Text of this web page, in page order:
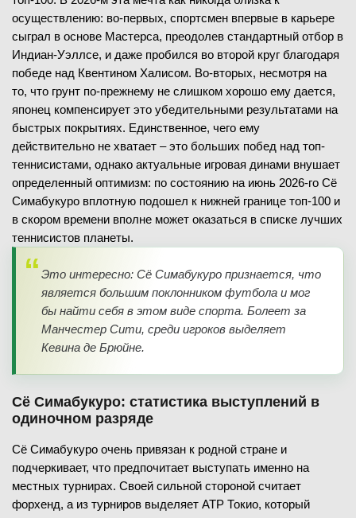
осуществлению: во-первых, спортсмен впервые в карьере
сыграл в основе Мастерса, преодолев стандартный отбор в
Индиан-Уэллсе, и даже пробился во второй круг благодаря
победе над Квентином Халисом. Во-вторых, несмотря на
то, что грунт по-прежнему не слишком хорошо ему дается,
японец компенсирует это убедительными результатами на
быстрых покрытиях. Единственное, чего ему
действительно не хватает – это больших побед над топ-
теннисистами, однако актуальные игровая динами внушает
определенный оптимизм: по состоянию на июнь 2026-го Сё
Симабукуро вплотную подошел к нижней границе топ-100 и
в скором времени вполне может оказаться в списке лучших
теннисистов планеты.
Это интересно: Сё Симабукуро признается, что
является большим поклонником футбола и мог
бы найти себя в этом виде спорта. Болеет за
Манчестер Сити, среди игроков выделяет
Кевина де Брюйне.
Сё Симабукуро: статистика выступлений в
одиночном разряде
Сё Симабукуро очень привязан к родной стране и
подчеркивает, что предпочитает выступать именно на
местных турнирах. Своей сильной стороной считает
форхенд, а из турниров выделяет ATP Токио, который